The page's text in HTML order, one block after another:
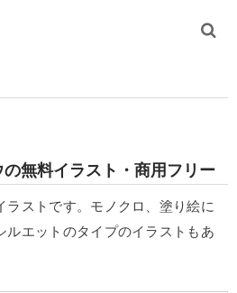
無料イラスト・商用フリー
ラストです。モノクロ、塗り絵に
ルエットのタイプのイラストもあ